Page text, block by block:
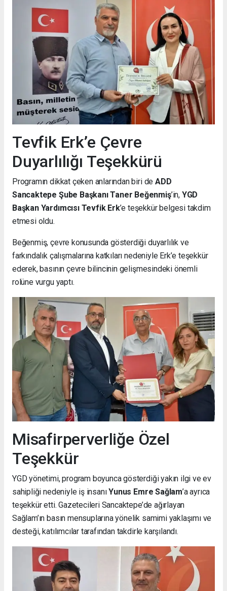
Tevfik Erk’e Çevre
Duyarlılığı Teşekkürü
Programın dikkat çeken anlarından biri de ADD
Sancaktepe Şube Başkanı Taner Beğenmiş’in, YGD
Başkan Yardımcısı Tevfik Erk’e teşekkür belgesi takdim
etmesi oldu.
Beğenmiş, çevre konusunda gösterdiği duyarlılık ve
farkındalık çalışmalarına katkıları nedeniyle Erk’e teşekkür
ederek, basının çevre bilincinin gelişmesindeki önemli
rolüne vurgu yaptı.
Misafirperverliğe Özel
Teşekkür
YGD yönetimi, program boyunca gösterdiği yakın ilgi ve ev
sahipliği nedeniyle iş insanıYunus Emre Sağlam’a ayrıca
teşekkür etti. Gazetecileri Sancaktepe’de ağırlayan
Sağlam’ın basın mensuplarına yönelik samimi yaklaşımı ve
desteği, katılımcılar tarafından takdirle karşılandı.